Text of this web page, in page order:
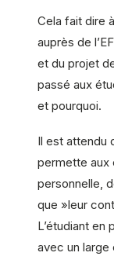
Cela fait dire
auprès de
et du projet
passé aux
et pourquoi.
Il est attendu
permette aux
personnelle,
que »leur
L’étudiant en
avec un